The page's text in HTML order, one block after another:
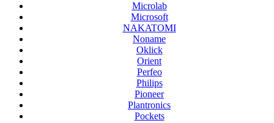
Microlab
Microsoft
NAKATOMI
Noname
Oklick
Orient
Perfeo
Philips
Pioneer
Plantronics
Pockets